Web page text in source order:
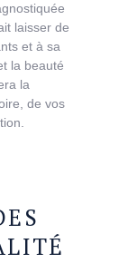
laisser de
et à sa
la beauté
la
de vos